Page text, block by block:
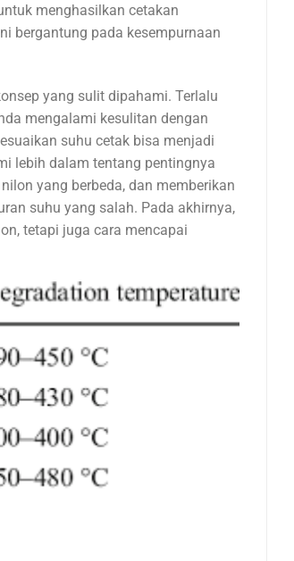
menghasilkan cetakan
bergantung pada kesempurnaan
yang sulit dipahami. Terlalu
mengalami kesulitan dengan
suhu cetak bisa menjadi
lebih dalam tentang pentingnya
yang berbeda, dan memberikan
suhu yang salah. Pada akhirnya,
tetapi juga cara mencapai